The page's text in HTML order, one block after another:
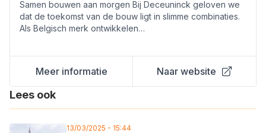
Samen bouwen aan morgen Bij Deceuninck geloven we
dat de toekomst van de bouw ligt in slimme combinaties.
Als Belgisch merk ontwikkelen…
Meer informatie Naar website
Lees ook
13/03/2025 - 15:44